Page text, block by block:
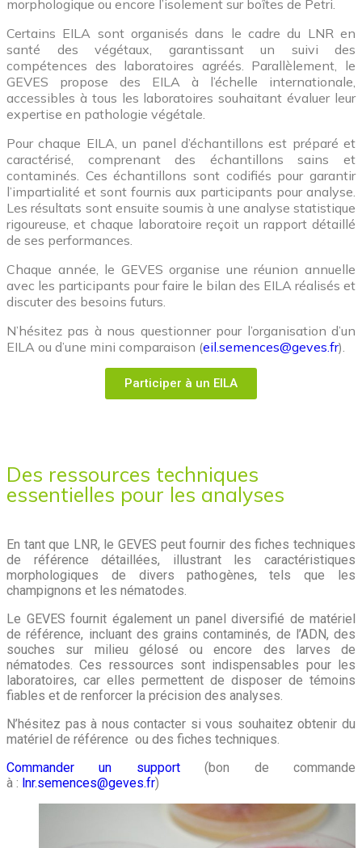
morphologique ou encore l’isolement sur boîtes de Petri.
Certains EILA sont organisés dans le cadre du LNR en
santé des végétaux, garantissant un suivi des
compétences des laboratoires agréés. Parallèlement, le
GEVES propose des EILA à l’échelle internationale,
accessibles à tous les laboratoires souhaitant évaluer leur
expertise en pathologie végétale.
Pour chaque EILA, un panel d’échantillons est préparé et
caractérisé, comprenant des échantillons sains et
contaminés. Ces échantillons sont codifiés pour garantir
l’impartialité et sont fournis aux participants pour analyse.
Les résultats sont ensuite soumis à une analyse statistique
rigoureuse, et chaque laboratoire reçoit un rapport détaillé
de ses performances.
Chaque année, le GEVES organise une réunion annuelle
avec les participants pour faire le bilan des EILA réalisés et
discuter des besoins futurs.
N’hésitez pas à nous questionner pour l’organisation d’un
EILA ou d’une mini comparaison (eil.semences@geves.fr).
Participer à un EILA
Des ressources techniques
essentielles pour les analyses
En tant que LNR, le GEVES peut fournir des fiches techniques
de référence détaillées, illustrant les caractéristiques
morphologiques de divers pathogènes, tels que les
champignons et les nématodes.
Le GEVES fournit également un panel diversifié de matériel
de référence, incluant des grains contaminés, de l’ADN, des
souches sur milieu gélosé ou encore des larves de
nématodes. Ces ressources sont indispensables pour les
laboratoires, car elles permettent de disposer de témoins
fiables et de renforcer la précision des analyses.
N’hésitez pas à nous contacter si vous souhaitez obtenir du
matériel de référence ou des fiches techniques.
Commander un support(bon de commande
à : lnr.semences@geves.fr)